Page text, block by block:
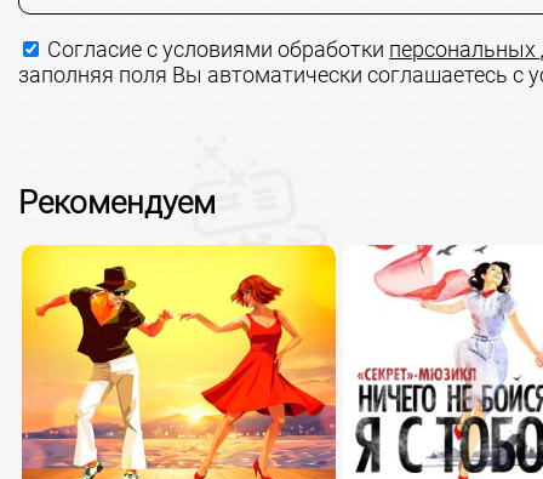
Согласие с условиями обработки
заполняя поля Вы автоматически соглашаетесь с
Рекомендуем